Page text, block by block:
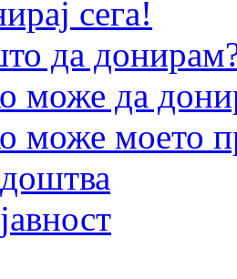
сега!
да
може да
може моето